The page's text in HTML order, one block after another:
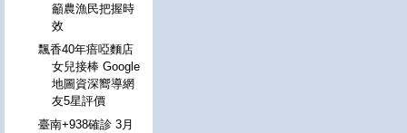
籲農漁民把握時
效
飄香40年瘖啞麵店
女兒接棒 Google
地圖資深嚮導網
友5星評價
臺南+938確診 3月